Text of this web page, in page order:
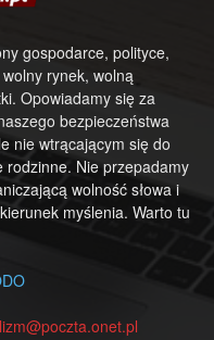
gospodarce, polityce,
rynek, wolną
Opowiadamy się za
bezpieczeństwa
nie wtrącającym się do
rodzinne. Nie przepadamy
wolność słowa i
myślenia. Warto tu